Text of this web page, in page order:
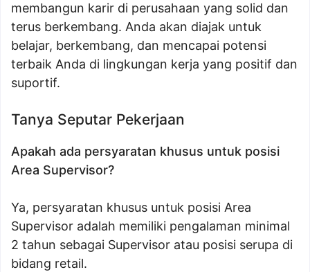
membangun karir di perusahaan yang solid dan
terus berkembang. Anda akan diajak untuk
belajar, berkembang, dan mencapai potensi
terbaik Anda di lingkungan kerja yang positif dan
suportif.
Tanya Seputar Pekerjaan
Apakah ada persyaratan khusus untuk posisi
Area Supervisor?
Ya, persyaratan khusus untuk posisi Area
Supervisor adalah memiliki pengalaman minimal
2 tahun sebagai Supervisor atau posisi serupa di
bidang retail.